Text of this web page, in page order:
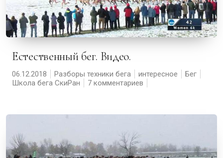
Естественный бег. Видео.
06.12.2018 Разборы техники бега интересное
Бег
Школа бега СкиРан
7 комментариев